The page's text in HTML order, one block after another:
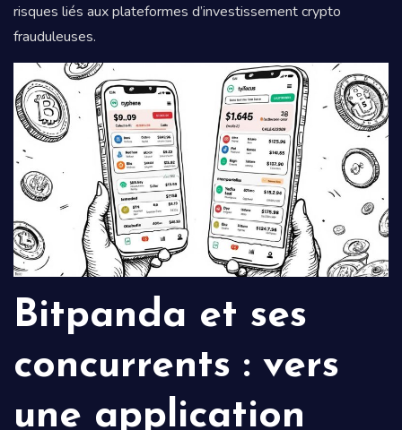
risques liés aux plateformes d’investissement crypto
frauduleuses.
Bitpanda et ses
concurrents : vers
une application